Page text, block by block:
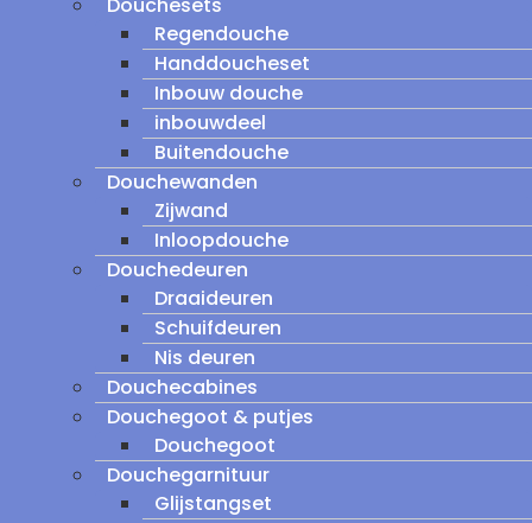
Regendouche
Handdoucheset
Inbouw douche
inbouwdeel
Buitendouche
Douchewanden
Zijwand
Inloopdouche
Douchedeuren
Draaideuren
Schuifdeuren
Nis deuren
Douchecabines
Douchegoot & putjes
Douchegoot
Douchegarnituur
Glijstangset